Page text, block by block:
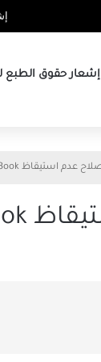
إشعار حقوق الطبع